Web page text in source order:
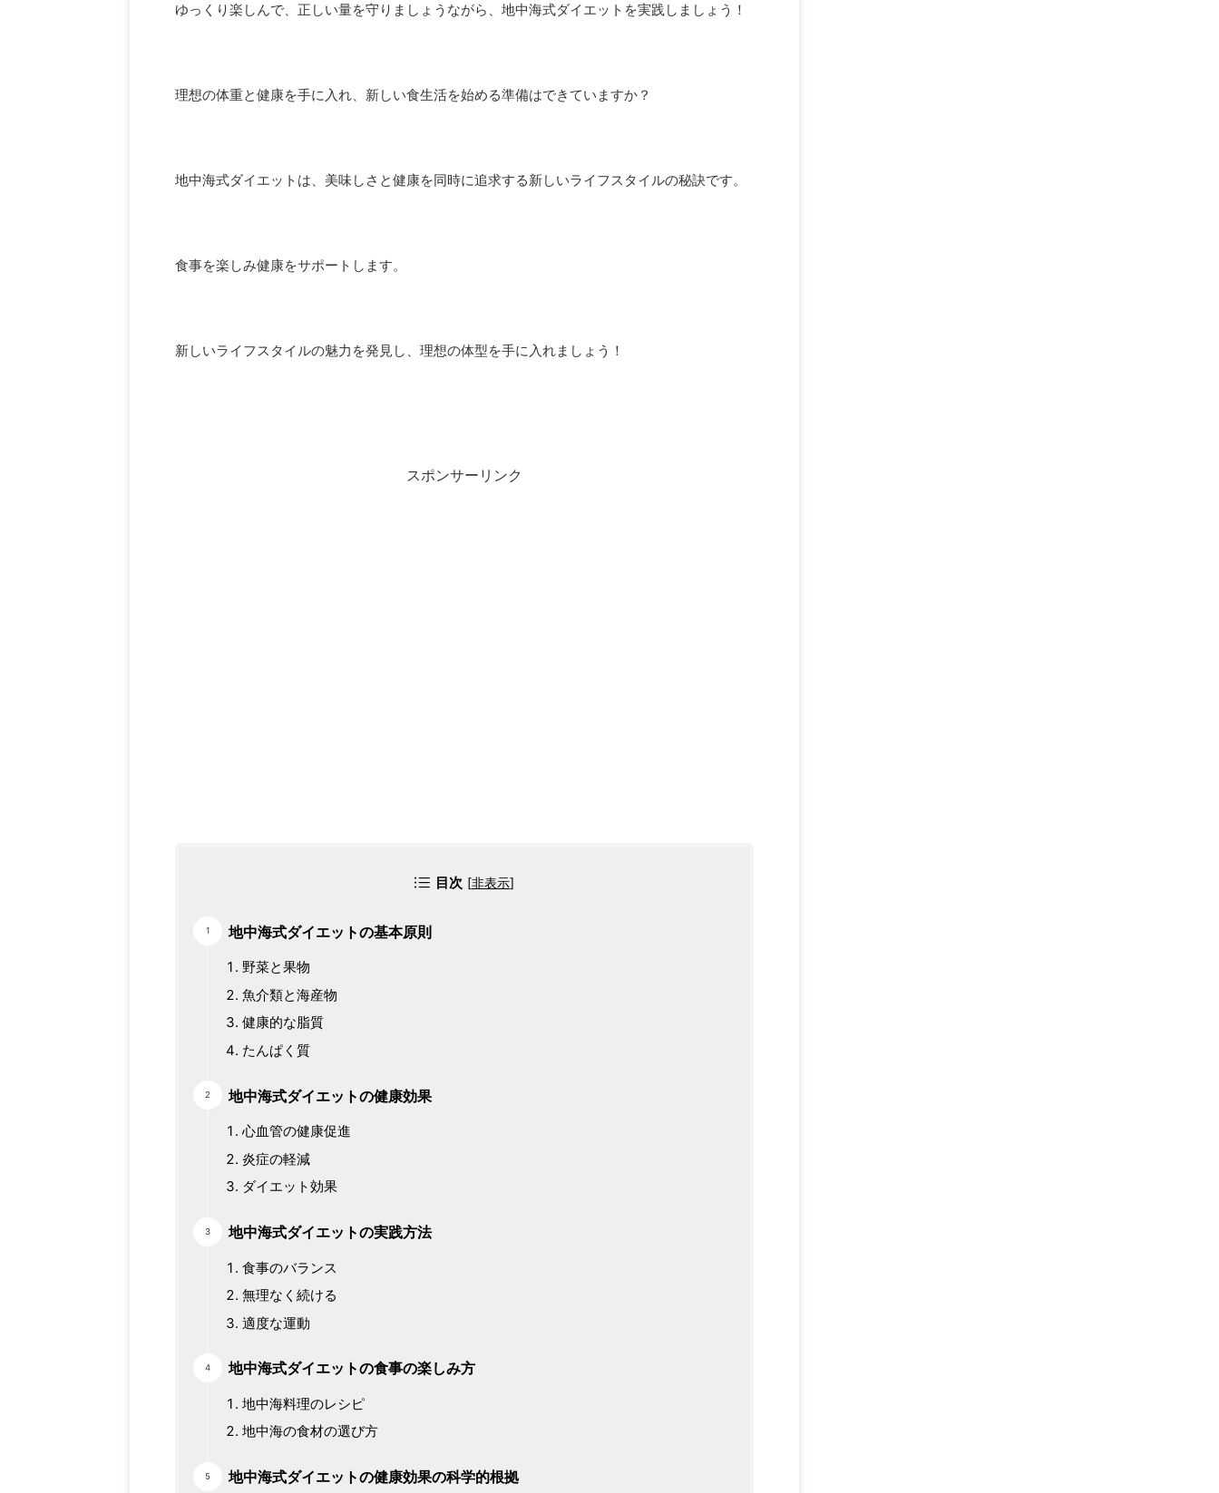
ゆっくり楽しんで、正しい量を守りましょうながら、地中海式ダイエットを実践しましょう！
理想の体重と健康を手に入れ、新しい食生活を始める準備はできていますか？
地中海式ダイエットは、美味しさと健康を同時に追求する新しいライフスタイルの秘訣です。
食事を楽しみ健康をサポートします。
新しいライフスタイルの魅力を発見し、理想の体型を手に入れましょう！
スポンサーリンク
目次 [非表示]
地中海式ダイエットの基本原則
野菜と果物
魚介類と海産物
健康的な脂質
たんぱく質
地中海式ダイエットの健康効果
心血管の健康促進
炎症の軽減
ダイエット効果
地中海式ダイエットの実践方法
食事のバランス
無理なく続ける
適度な運動
地中海式ダイエットの食事の楽しみ方
地中海料理のレシピ
地中海の食材の選び方
地中海式ダイエットの健康効果の科学的根拠